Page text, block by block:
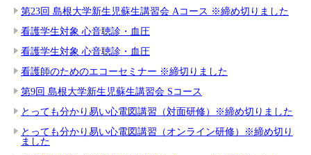
第23回 島根大学新生児蘇生講習会 Aコース ※締め切りました
看護学生対象 心音聴診・血圧
看護学生対象 心音聴診・血圧
看護師のためのエコーセミナー ※締切りました
第9回 島根大学新生児蘇生講習会 Sコース
とっても分かり易い心電図講習（対面研修）※締め切りました
とっても分かり易い心電図講習（オンライン研修）※締め切り
ました